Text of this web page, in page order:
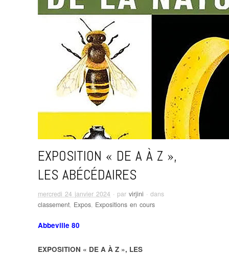
EXPOSITION « DE A À Z »,
LES ABÉCÉDAIRES
mercredi 24 janvier 2024 · par virjini · dans
classement, Expos, Expositions en cours
Abbeville 80
EXPOSITION « DE A À Z », LES